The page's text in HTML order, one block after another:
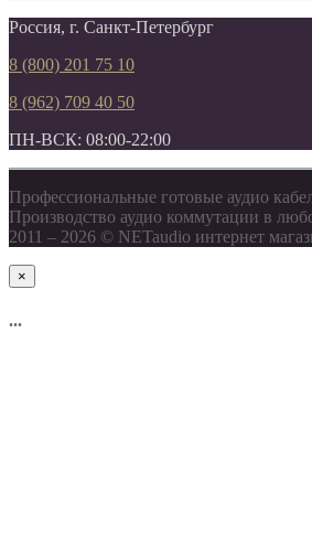
Россия, г. Санкт-Петербург
8 (800) 201 75 10
8 (962) 709 40 50
ПН-ВСК: 08:00-22:00
Профессиональные готовые аудио
Производство аудио коммутации в
2011 – 2026 © NETaudio интернет
×
...